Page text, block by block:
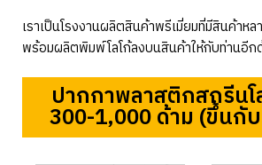
เราเป็นโรงงานผลิตสินค้าพรีเมี่ยมที่มีสินค้าห
พร้อมผลิตพิมพ์โลโก้ลงบนสินค้าให้กับท่านอีก
ปากกาพลาสติกสกรีนโ
300-1,000 ด้าม (ขึ้นกั